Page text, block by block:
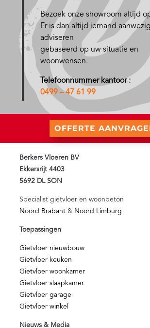
Bezoek onze showroom altijd
Er is dan altijd iemand
adviseren
gebaseerd op uw situatie en
woonwensen.
Telefoonnummer kantoor :
0499 – 47 61 99
OFFERTE
Berkers Vloeren BV
Ekkersrijt 4403
5692 DL SON
Specialist gietvloer en woonbeton
Noord Brabant & Noord Limburg
Toepassingen
Gietvloer nieuwbouw
Gietvloer keuken
Gietvloer woonkamer
Gietvloer slaapkamer
Gietvloer garage
Gietvloer winkel
Nieuws & Media